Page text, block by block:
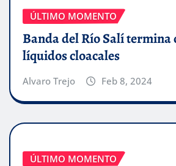
ÚLTIMO MOMENTO
Banda del Río Salí termina
líquidos cloacales
Alvaro Trejo Feb 8, 2024
ÚLTIMO MOMENTO